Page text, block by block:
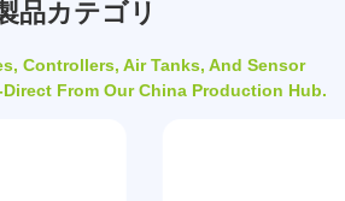
品カテゴリ
Controllers, Air Tanks, And Sensor
From Our China Production Hub.